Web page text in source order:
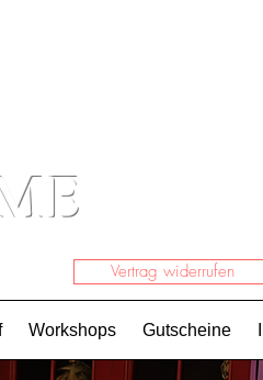
Vertrag widerrufen
Workshops Gutscheine